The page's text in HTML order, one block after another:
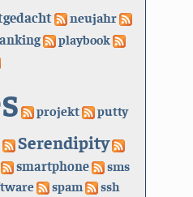
neujahr
playbook
projekt putty
Serendipity
smartphone
sms
spam ssh